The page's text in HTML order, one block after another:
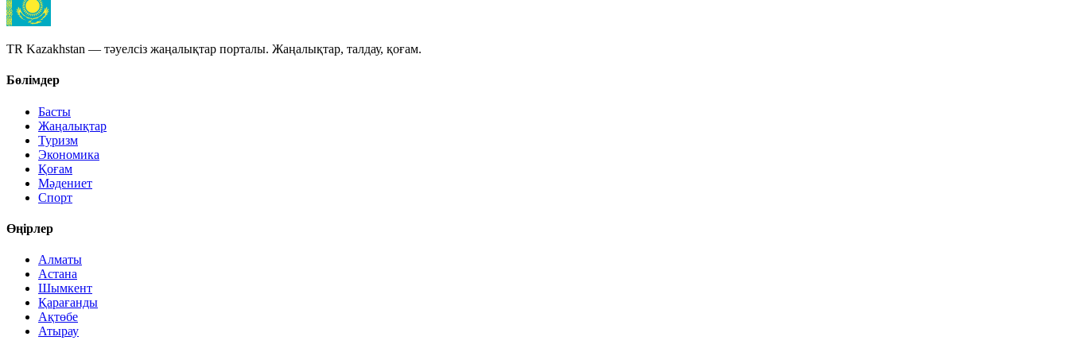
TR Kazakhstan — тәуелсіз жаңалықтар порталы. Жаңалықтар, талдау, қоғам.
Бөлімдер
Басты
Жаңалықтар
Туризм
Экономика
Қоғам
Мәдениет
Спорт
Өңірлер
Алматы
Астана
Шымкент
Қарағанды
Ақтөбе
Атырау